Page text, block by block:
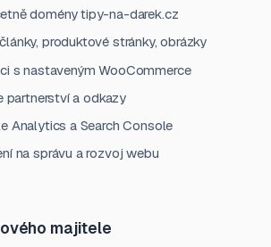
domény tipy-na-darek.cz
produktové stránky, obrázky
s nastaveným WooCommerce
partnerství a odkazy
Analytics a Search Console
na správu a rozvoj webu
majitele